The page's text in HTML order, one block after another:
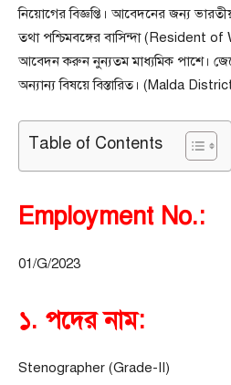
নিয়োগের বিজ্ঞপ্তি। আবেদনের জন্য
তথা পশ্চিমবঙ্গের বাসিন্দা (Resident
আবেদন করুন নুন্যতম মাধ্যমিক পাশে।
অন্যান্য বিষয়ে বিস্তারিত। (Malda
Table of Contents
Employment No.:
01/G/2023
১. পদের নাম:
Stenographer (Grade-II)